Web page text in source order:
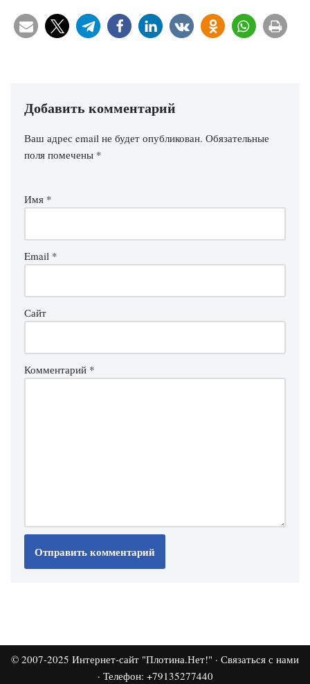
Добавить комментарий
Ваш адрес email не будет опубликован. Обязательные
поля помечены *
Имя *
Email *
Сайт
Комментарий *
© 2007-2025 Интернет-сайт "Плотина.Нет!" · Связаться с нами
· Телефон: +79135277440